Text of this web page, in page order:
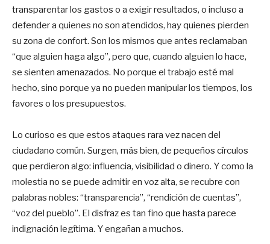
transparentar los gastos o a exigir resultados, o incluso a
defender a quienes no son atendidos, hay quienes pierden
su zona de confort. Son los mismos que antes reclamaban
“que alguien haga algo”, pero que, cuando alguien lo hace,
se sienten amenazados. No porque el trabajo esté mal
hecho, sino porque ya no pueden manipular los tiempos, los
favores o los presupuestos.
Lo curioso es que estos ataques rara vez nacen del
ciudadano común. Surgen, más bien, de pequeños círculos
que perdieron algo: influencia, visibilidad o dinero. Y como la
molestia no se puede admitir en voz alta, se recubre con
palabras nobles: “transparencia”, “rendición de cuentas”,
“voz del pueblo”. El disfraz es tan fino que hasta parece
indignación legítima. Y engañan a muchos.